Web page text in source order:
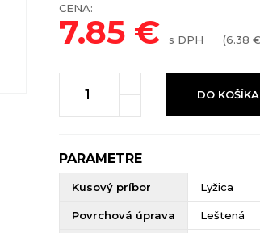
CENA:
7.85€ s DPH (6.38
DO KOŠÍKA
PARAMETRE
Kusový príbor Lyžica
Povrchová úprava Leštená